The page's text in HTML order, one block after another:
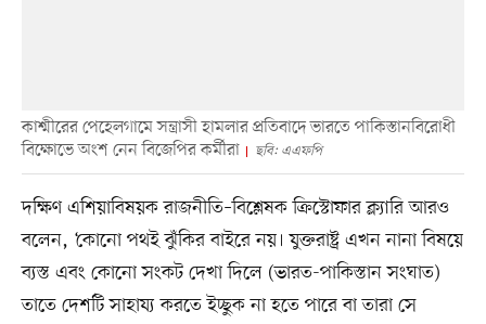
কাশ্মীরের পেহেলগামে সন্ত্রাসী হামলার প্রতিবাদে ভারতে পাকিস্তানবিরোধী
বিক্ষোভে অংশ নেন বিজেপির কর্মীরা
ছবি: এএফপি
দক্ষিণ এশিয়াবিষয়ক রাজনীতি–বিশ্লেষক ক্রিস্টোফার ক্ল্যারি আরও
বলেন, ‘কোনো পথই ঝুঁকির বাইরে নয়। যুক্তরাষ্ট্র এখন নানা বিষয়ে
ব্যস্ত এবং কোনো সংকট দেখা দিলে (ভারত-পাকিস্তান সংঘাত)
তাতে দেশটি সাহায্য করতে ইচ্ছুক না হতে পারে বা তারা সে